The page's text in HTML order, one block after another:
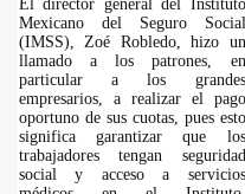
El director general del Instituto
Mexicano del Seguro Social
(IMSS), Zoé Robledo, hizo un
llamado a los patrones, en
particular a los grandes
empresarios, a realizar el pago
oportuno de sus cuotas, pues esto
significa garantizar que los
trabajadores tengan seguridad
social y acceso a servicios